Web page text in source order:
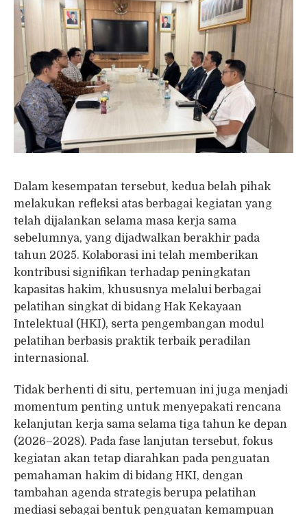
Dalam kesempatan tersebut, kedua belah pihak
melakukan refleksi atas berbagai kegiatan yang
telah dijalankan selama masa kerja sama
sebelumnya, yang dijadwalkan berakhir pada
tahun 2025. Kolaborasi ini telah memberikan
kontribusi signifikan terhadap peningkatan
kapasitas hakim, khususnya melalui berbagai
pelatihan singkat di bidang Hak Kekayaan
Intelektual (HKI), serta pengembangan modul
pelatihan berbasis praktik terbaik peradilan
internasional.
Tidak berhenti di situ, pertemuan ini juga menjadi
momentum penting untuk menyepakati rencana
kelanjutan kerja sama selama tiga tahun ke depan
(2026–2028). Pada fase lanjutan tersebut, fokus
kegiatan akan tetap diarahkan pada penguatan
pemahaman hakim di bidang HKI, dengan
tambahan agenda strategis berupa pelatihan
mediasi sebagai bentuk penguatan kemampuan